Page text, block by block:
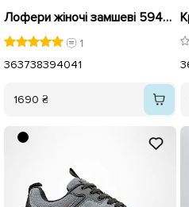
Лофери жіночі замшеві 594056 Коричневі
1
363738394041
1690 ₴